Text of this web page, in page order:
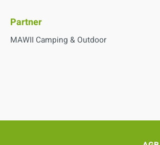
Partner
MAWII Camping & Outdoor